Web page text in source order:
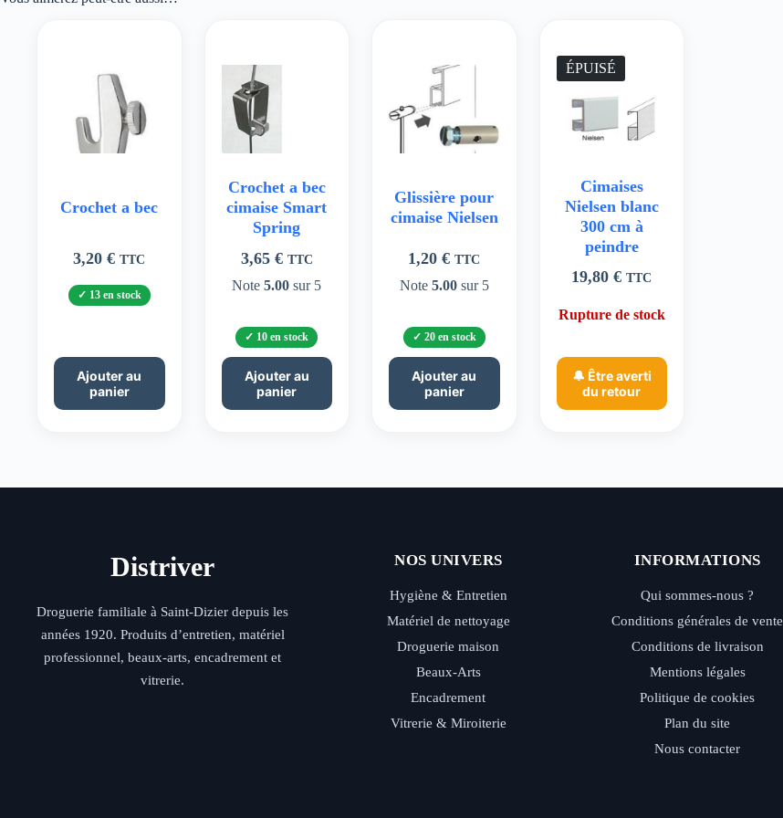
Crochet a bec
3,20€ TTC
13 en stock
Ajouter au
panier
Crochet a bec
cimaise Smart
Spring
3,65 € TTC
Note5.00 sur 5
10 en stock
Ajouter au
panier
Glissière pour
cimaise Nielsen
1,20€ TTC
Note 5.00sur 5
20 en stock
Ajouter au
panier
ÉPUISÉ
Cimaises
Nielsen blanc
300 cm à
peindre
19,80€ TTC
Rupture de stock
🔔 Être averti
du retour
Distriver
Droguerie familiale à Saint-Dizier depuis les
années 1920. Produits d’entretien, matériel
professionnel, beaux-arts, encadrement et
vitrerie.
NOS UNIVERS
Hygiène & Entretien
Matériel de nettoyage
Droguerie maison
Beaux-Arts
Encadrement
Vitrerie & Miroiterie
INFORMATIONS
Qui sommes-nous ?
Conditions générales de vente
Conditions de livraison
Mentions légales
Politique de cookies
Plan du site
Nous contacter